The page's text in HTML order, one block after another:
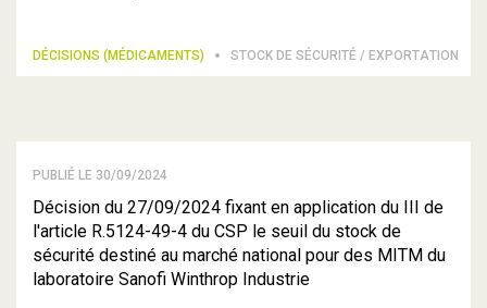
DÉCISIONS (MÉDICAMENTS) STOCK DE SÉCURITÉ / EXPORTATION
PUBLIÉ LE 30/09/2024
Décision du 27/09/2024 fixant en application du III de
l'article R.5124-49-4 du CSP le seuil du stock de
sécurité destiné au marché national pour des MITM du
laboratoire Sanofi Winthrop Industrie